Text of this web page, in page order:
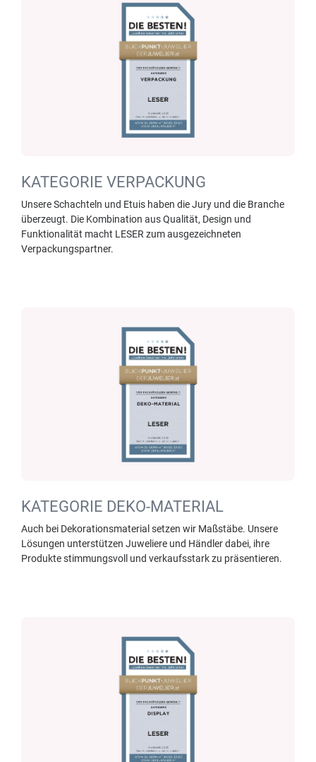
KATEGORIE VERPACKUNG
Unsere Schachteln und Etuis haben die Jury und die Branche
überzeugt. Die Kombination aus Qualität, Design und
Funktionalität macht LESER zum ausgezeichneten
Verpackungspartner.
KATEGORIE DEKO-MATERIAL
Auch bei Dekorationsmaterial setzen wir Maßstäbe. Unsere
Lösungen unterstützen Juweliere und Händler dabei, ihre
Produkte stimmungsvoll und verkaufsstark zu präsentieren.